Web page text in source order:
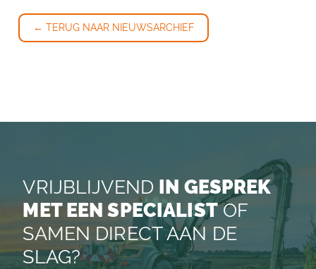
← TERUG NAAR NIEUWSARCHIEF
VRIJBLIJVEND IN GESPREK
MET EEN SPECIALISTOF
SAMEN DIRECT AAN DE
SLAG?